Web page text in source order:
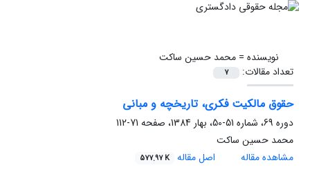
نویسنده =محمد حسین ساکت
تعداد مقالات:
7
حقوق مالکیت فکری، تاریخچه و مبانی
دوره 69، شماره 51-50، بهار 1384، صفحه
71-112
محمد حسین ساکت
مشاهده مقاله
اصل مقاله 577.97 K